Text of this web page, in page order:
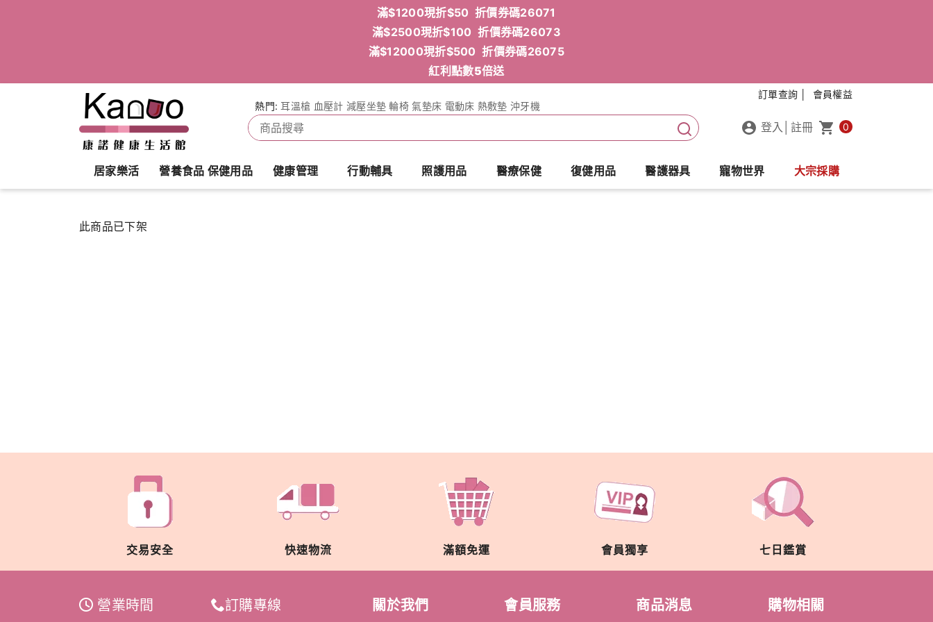
滿$1200現折$50 折價券碼26071
滿$2500現折$100 折價券碼26073
滿$12000現折$500 折價券碼26075
紅利點數5倍送
熱門: 耳溫槍 血壓計 減壓坐墊 輪椅 氣墊床 電動床 熱敷墊 沖牙機
訂單查詢 │ 會員權益
登入 註冊 0
居家樂活 營養食品 保健用品 健康管理 行動輔具 照護用品 醫療保健 復健用品 醫護器具 寵物世界 大宗採購
此商品已下架
交易安全 快速物流 滿額免運 會員獨享 七日鑑賞
營業時間 訂購專線 關於我們 會員服務 商品消息 購物相關